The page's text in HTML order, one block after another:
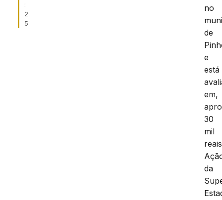
:
2
5
no
de
e
está
em,
30
mil
da